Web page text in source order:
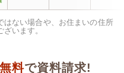
ない場合や、お住まいの住所
います。
無料で資料請求!